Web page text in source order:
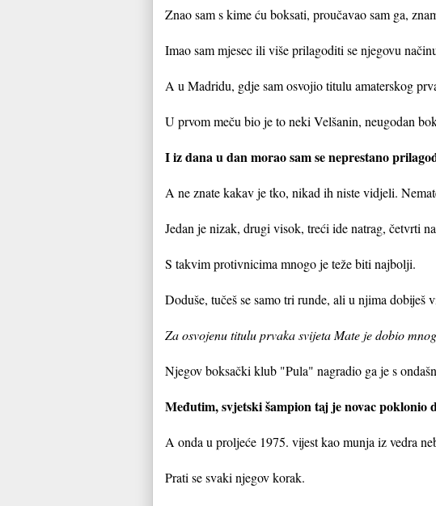
Znao sam s kime ću boksati, proučavao sam ga,
Imao sam mjesec ili više prilagoditi se njegovu
A u Madridu, gdje sam osvojio titulu amaterskog
U prvom meču bio je to neki Velšanin, neugodan
I iz dana u dan morao sam se neprestano
A ne znate kakav je tko, nikad ih niste vidjeli.
Jedan je nizak, drugi visok, treći ide natrag, četvrti
S takvim protivnicima mnogo je teže biti najbolji.
Doduše, tučeš se samo tri runde, ali u njima dobiješ
Za osvojenu titulu prvaka svijeta Mate je dobio
Njegov boksački klub "Pula" nagradio ga je s
Međutim, svjetski šampion taj je novac
A onda u proljeće 1975. vijest kao munja iz vedra
Prati se svaki njegov korak.